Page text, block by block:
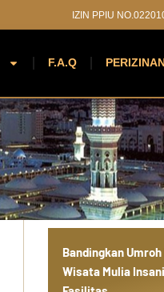
IZIN PPIU
F.A.Q
Bandingkan
Wisata Mulia